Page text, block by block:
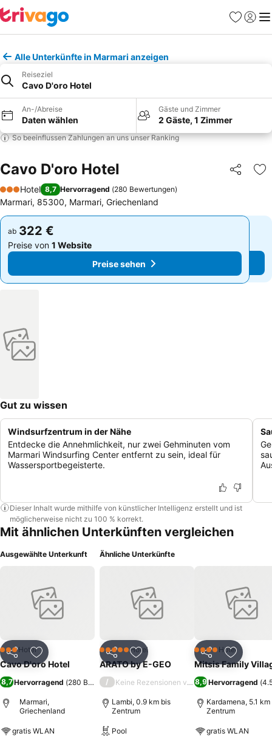
Favoriten
Alle Unterkünfte in Marmari anzeigen
Reiseziel
Cavo D'oro Hotel
An-/Abreise
Daten wählen
Gäste und Zimmer
2 Gäste, 1 Zimmer
So beeinflussen Zahlungen an uns unser Ranking
Cavo D'oro Hotel Teilen
3 Sterne
Hotel 8,7 Hervorragend (280 Bewertungen)
Marmari, 85300, Marmari, Griechenland
ab 322 €
Preise von 1 Website
Preise sehen
ab 322 €
Preise von 1 Website
Preise sehen
Gut zu wissen
Windsurfzentrum in der Nähe
Entdecke die Annehmlichkeit, nur zwei Gehminuten vom
Marmari Windsurfing Center entfernt zu sein, ideal für
Wassersportbegeisterte.
Dieser Inhalt wurde mithilfe von künstlicher Intelligenz erstellt und ist
möglicherweise nicht zu 100 % korrekt.
Mit ähnlichen Unterkünften vergleichen
Ausgewählte Unterkunft
Teilen Zu Favoriten hinzufügen
3 SterneHotel
Cavo D'oro Hotel
8,7Hervorragend (280 Bewertungen)
Marmari,
Griechenland
gratis WLAN
Ähnliche Unterkünfte
Teilen Zu Favoriten hinzufügen
5 Sterne Hotel
ARATO by E-GEO
/ Keine Rezensionen verfügbar
Lambi, 0.9 km bis
Zentrum
Pool
Teilen Zu
4 SterneHotel
Mitsis Family
8,9Hervorragend (
Kardamena, 5.1 km
Zentrum
gratis WLAN